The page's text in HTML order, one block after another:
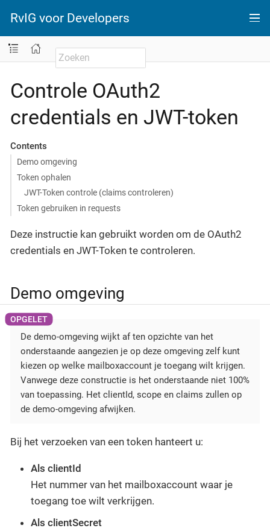
RvIG voor Developers
Controle OAuth2
credentials en JWT-token
Contents
Demo omgeving
Token ophalen
JWT-Token controle (claims controleren)
Token gebruiken in requests
Deze instructie kan gebruikt worden om de OAuth2
credentials en JWT-Token te controleren.
Demo omgeving
De demo-omgeving wijkt af ten opzichte van het
onderstaande aangezien je op deze omgeving zelf kunt
kiezen op welke mailboxaccount je toegang wilt krijgen.
Vanwege deze constructie is het onderstaande niet 100%
van toepassing. Het clientId, scope en claims zullen op
de demo-omgeving afwijken.
Bij het verzoeken van een token hanteert u:
Als clientId
Het nummer van het mailboxaccount waar je
toegang toe wilt verkrijgen.
Als clientSecret